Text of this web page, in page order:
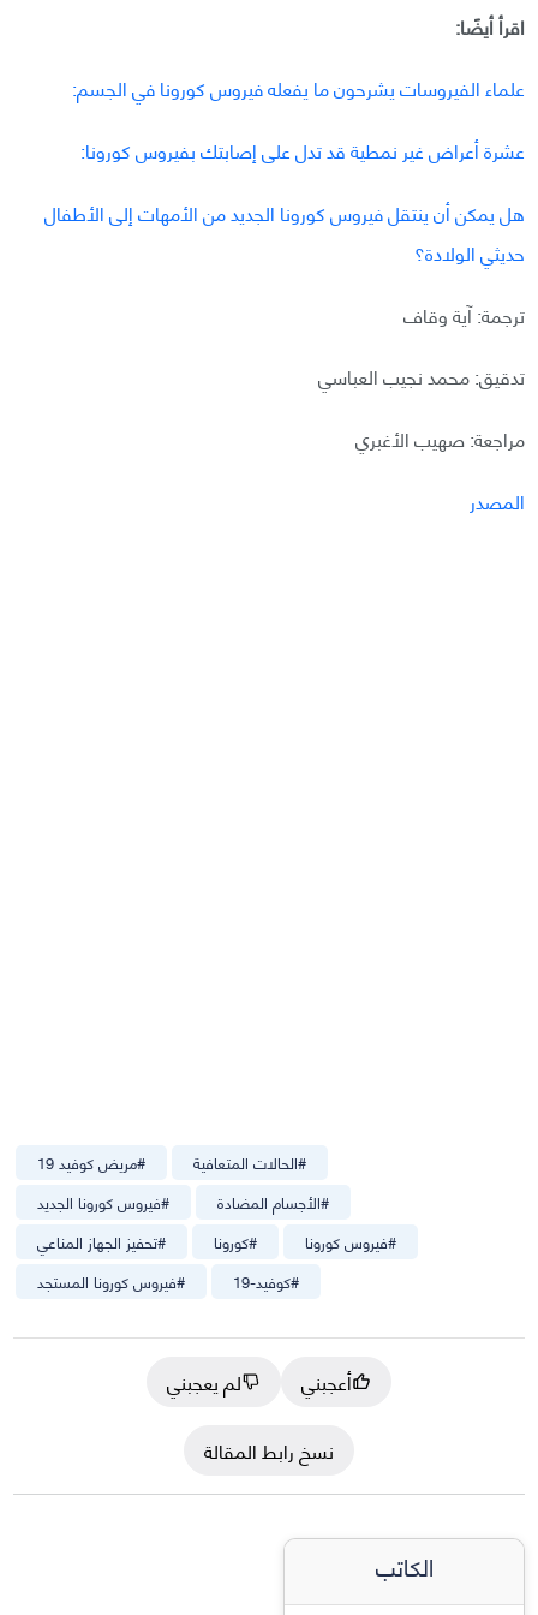
اقرأ أيضًا:
علماء الفيروسات يشرحون ما يفعله فيروس كورونا في الجسم:
عشرة أعراض غير نمطية قد تدل على إصابتك بفيروس كورونا:
هل يمكن أن ينتقل فيروس كورونا الجديد من الأمهات إلى الأطفال
حديثي الولادة؟
ترجمة: آية وقاف
تدقيق: محمد نجيب العباسي
مراجعة: صهيب الأغبري
المصدر
#مريض كوفيد 19 #الحالات المتعافية
#فيروس كورونا الجديد #الأجسام المضادة
#تحفيز الجهاز المناعي #كورونا #فيروس كورونا
#فيروس كورونا المستجد #كوفيد-19
أعجبني
لم يعجبني
نسخ رابط المقالة
الكاتب